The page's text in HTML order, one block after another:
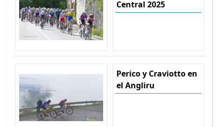
Central 2025
Perico y Craviotto en
el Angliru